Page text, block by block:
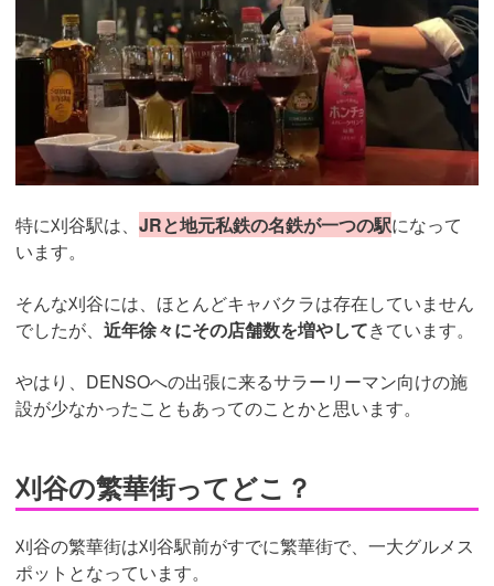
特に刈谷駅は、 JRと地元私鉄の名鉄が一つの駅になって
います。
そんな刈谷には、ほとんどキャバクラは存在していません
でしたが、 近年徐々にその店舗数を増やしてきています。
やはり、DENSOへの出張に来るサラーリーマン向けの施
設が少なかったこともあってのことかと思います。
刈谷の繁華街ってどこ？
刈谷の繁華街は刈谷駅前がすでに繁華街で、一大グルメス
ポットとなっています。